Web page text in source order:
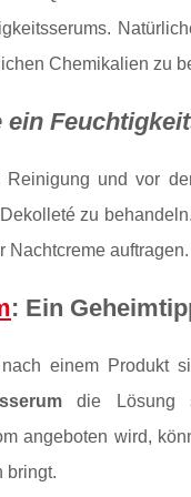
Chemikalien zu
ein
und vor
zu
Nachtcreme auftragen.
: Ein
einem Produkt
die Lösung
angeboten wird,
bringt.